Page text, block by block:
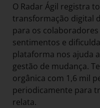
O Radar Ágil registra
transformação digital
para os
sentimentos e
plataforma nos ajuda
gestão de mudança.
orgânica com 1,6 mil
periodicamente para
relata.